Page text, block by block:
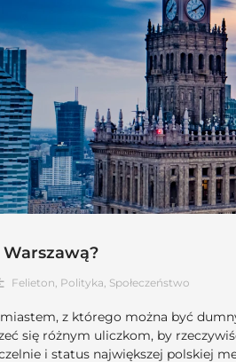
Felieton Polityka Społeczeństwo
z którego można być
się różnym uliczkom, by
i status największej polskiej